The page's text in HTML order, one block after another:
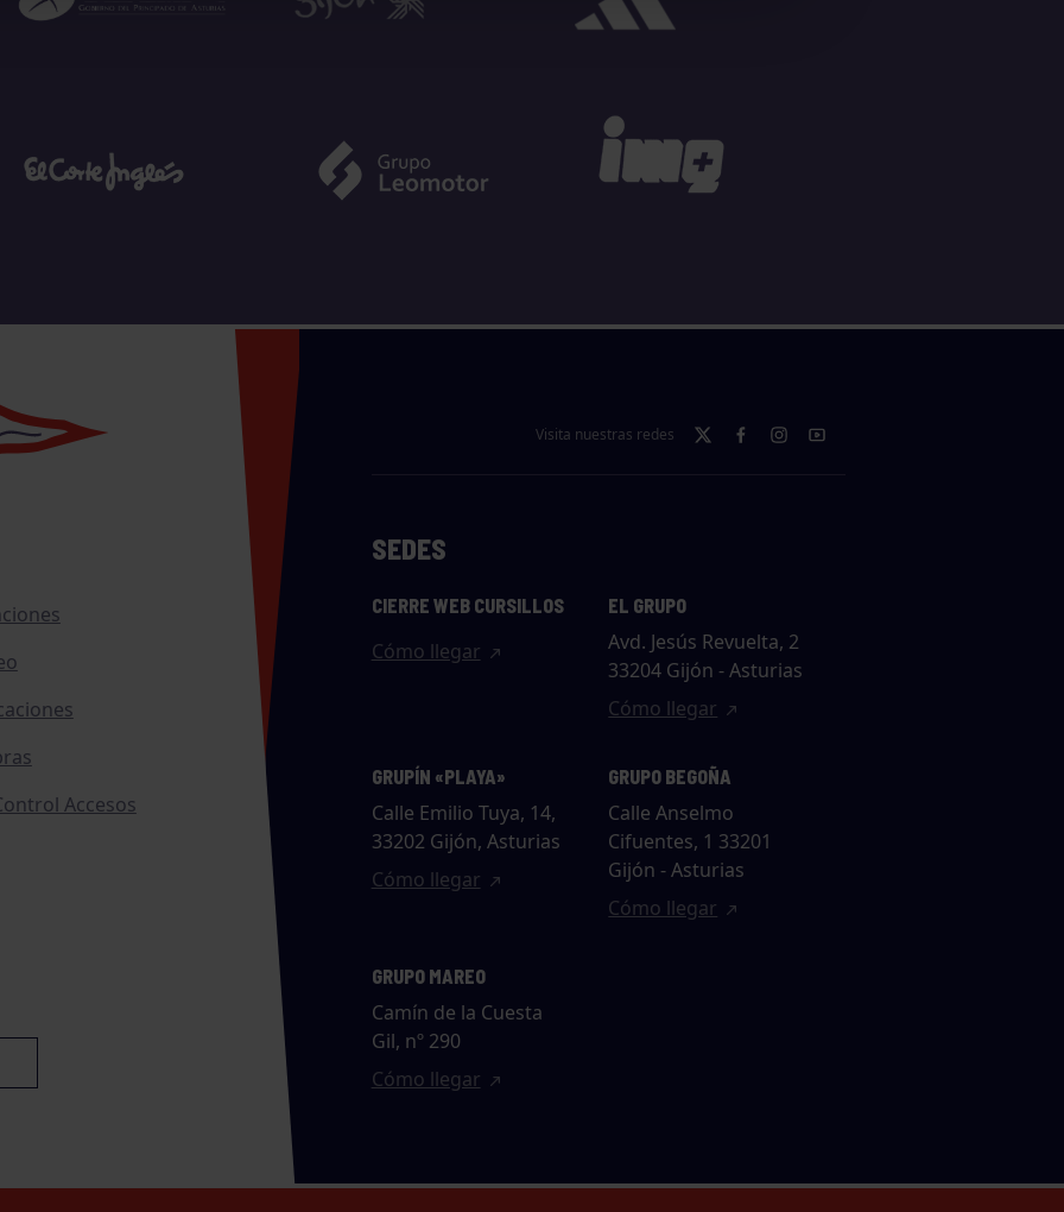
Accesos
Visita nuestras redes
SEDES
CIERRE WEB CURSILLOS
Cómo llegar
EL GRUPO
Avd. Jesús Revuelta, 2
33204 Gijón - Asturias
Cómo llegar
GRUPÍN «PLAYA»
Calle Emilio Tuya, 14,
33202 Gijón, Asturias
Cómo llegar
GRUPO BEGOÑA
Calle Anselmo
Cifuentes, 1 33201
Gijón - Asturias
Cómo llegar
GRUPO MAREO
Camín de la Cuesta
Gil, nº 290
Cómo llegar